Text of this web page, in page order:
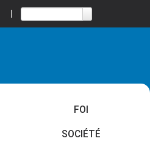
FOI
SOCIÉTÉ